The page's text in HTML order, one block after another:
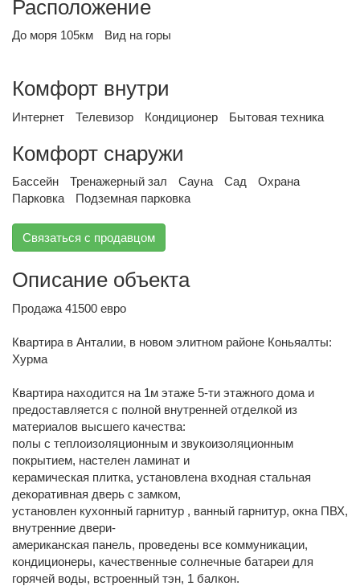
Расположение
До моря 105км Вид на горы
Комфорт внутри
Интернет Телевизор Кондиционер Бытовая техника
Комфорт снаружи
Бассейн Тренажерный зал Сауна Сад
Охрана
Парковка
Подземная парковка
Связаться с продавцом
Описание объекта
Продажа 41500 евро
Квартира в Анталии, в новом элитном районе Коньяалты:
Хурма
Квартира находится на 1м этаже 5-ти этажного дома и
предоставляется с полной внутренней отделкой из
материалов высшего качества:
полы с теплоизоляционным и звукоизоляционным
покрытием, настелен ламинат и
керамическая плитка, установлена входная стальная
декоративная дверь с замком,
установлен кухонный гарнитур , ванный гарнитур, окна ПВХ,
внутренние двери-
американская панель, проведены все коммуникации,
кондиционеры, качественные солнечные батареи для
горячей воды, встроенный тэн, 1 балкон.